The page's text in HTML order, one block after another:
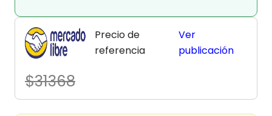
Precio de
referencia
$31368
Ver
publicación